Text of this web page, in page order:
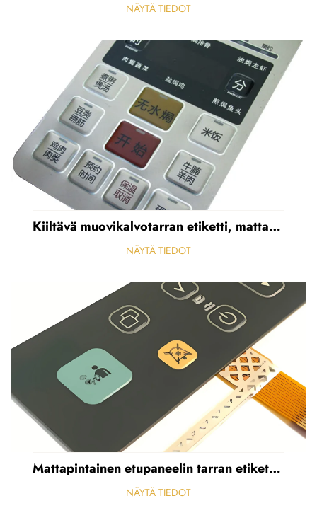
NÄYTÄ TIEDOT
Kiiltävä muovikalvotarran etiketti, mattapintainen etupaneelin tarran etiketti, korostettu polycarbonaattipäällys
NÄYTÄ TIEDOT
Mattapintainen etupaneelin tarran etiketti, reikäinen sumea, 0,25 mm paksuinen polycarbonaatti-/PVC-tarran etiketti
NÄYTÄ TIEDOT